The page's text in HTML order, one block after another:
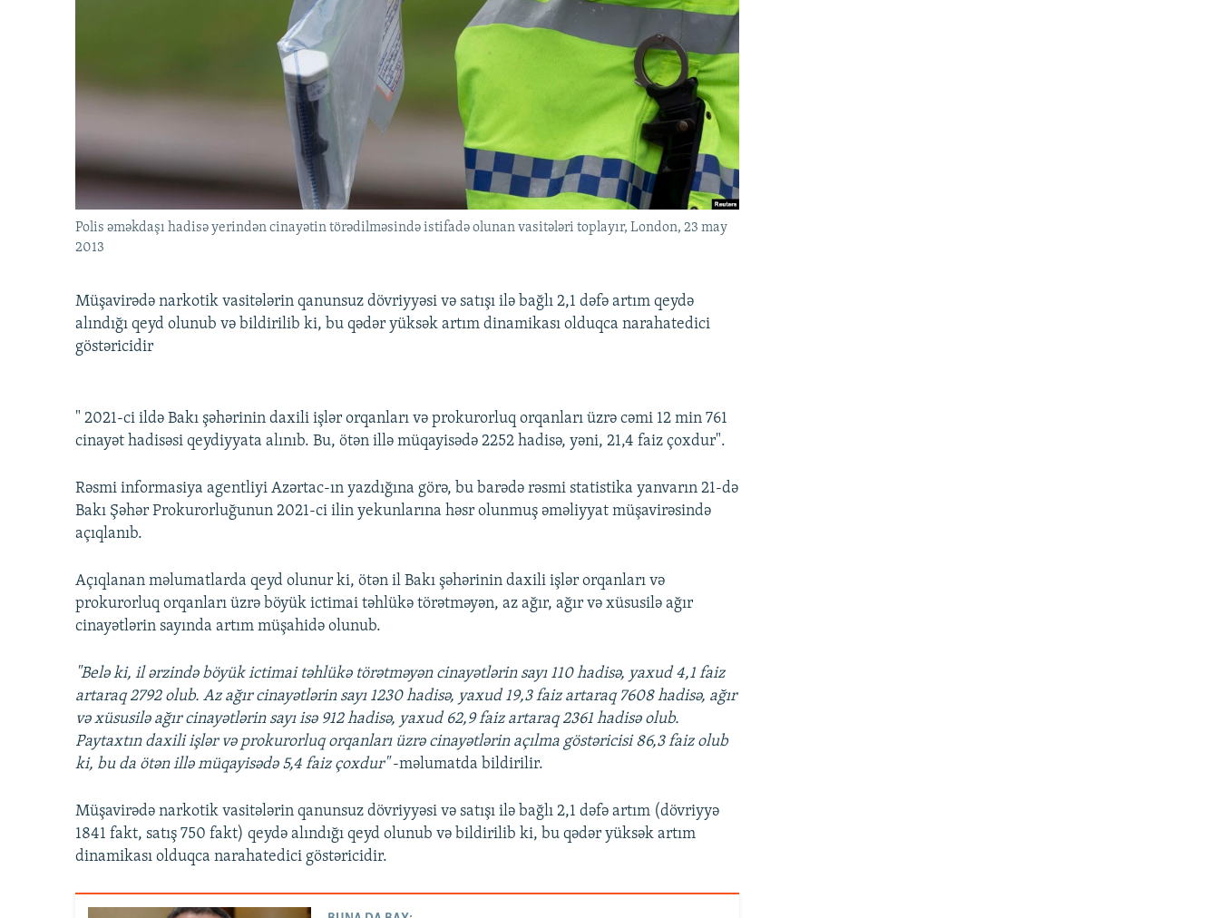
MATERIALLARIMIZDAN ISTIFADƏ
BIZIMLƏ ƏLAQƏ
XƏBƏR BÜLLETENLƏRIMIZ
Polis əməkdaşı hadisə yerindən cinayətin törədilməsində istifadə olunan vasitələri toplayır, London, 23 may
2013
Müşavirədə narkotik vasitələrin qanunsuz dövriyyəsi və satışı ilə bağlı 2,1 dəfə artım qeydə
alındığı qeyd olunub və bildirilib ki, bu qədər yüksək artım dinamikası olduqca narahatedici
göstəricidir
" 2021-ci ildə Bakı şəhərinin daxili işlər orqanları və prokurorluq orqanları üzrə cəmi 12 min 761
cinayət hadisəsi qeydiyyata alınıb. Bu, ötən illə müqayisədə 2252 hadisə, yəni, 21,4 faiz çoxdur".
Rəsmi informasiya agentliyi Azərtac-ın yazdığına görə, bu barədə rəsmi statistika yanvarın 21-də
Bakı Şəhər Prokurorluğunun 2021-ci ilin yekunlarına həsr olunmuş əməliyyat müşavirəsində
açıqlanıb.
Açıqlanan məlumatlarda qeyd olunur ki, ötən il Bakı şəhərinin daxili işlər orqanları və
prokurorluq orqanları üzrə böyük ictimai təhlükə törətməyən, az ağır, ağır və xüsusilə ağır
cinayətlərin sayında artım müşahidə olunub.
"Belə ki, il ərzində böyük ictimai təhlükə törətməyən cinayətlərin sayı 110 hadisə, yaxud 4,1 faiz
artaraq 2792 olub. Az ağır cinayətlərin sayı 1230 hadisə, yaxud 19,3 faiz artaraq 7608 hadisə, ağır
və xüsusilə ağır cinayətlərin sayı isə 912 hadisə, yaxud 62,9 faiz artaraq 2361 hadisə olub.
Paytaxtın daxili işlər və prokurorluq orqanları üzrə cinayətlərin açılma göstəricisi 86,3 faiz olub
ki, bu da ötən illə müqayisədə 5,4 faiz çoxdur"-məlumatda bildirilir.
Müşavirədə narkotik vasitələrin qanunsuz dövriyyəsi və satışı ilə bağlı 2,1 dəfə artım (dövriyyə
1841 fakt, satış 750 fakt) qeydə alındığı qeyd olunub və bildirilib ki, bu qədər yüksək artım
dinamikası olduqca narahatedici göstəricidir.